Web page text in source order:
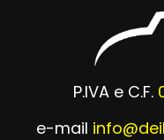
P.IVA e C.F.
e-mail